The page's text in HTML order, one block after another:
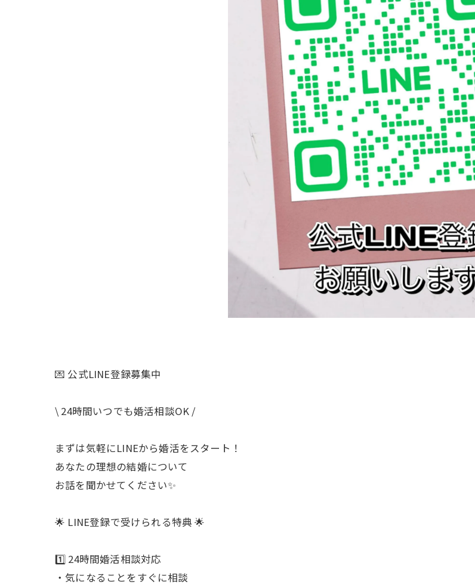
💌 公式LINE登録募集中
\ 24時間いつでも婚活相談OK /
まずは気軽にLINEから婚活をスタート！
あなたの理想の結婚について
お話を聞かせてください✨
🌟 LINE登録で受けられる特典 🌟
1️⃣ 24時間婚活相談対応
・気になることをすぐに相談